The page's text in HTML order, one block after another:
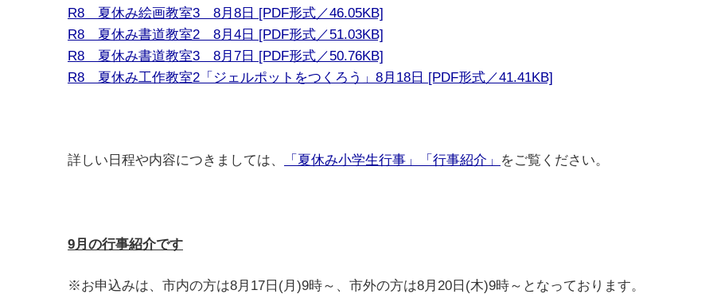
R8 夏休み絵画教室3 8月8日 [PDF形式／46.05KB]
R8 夏休み書道教室2 8月4日 [PDF形式／51.03KB]
R8 夏休み書道教室3 8月7日 [PDF形式／50.76KB]
R8 夏休み工作教室2「ジェルポットをつくろう」8月18日 [PDF形式／41.41KB]
詳しい日程や内容につきましては、 「夏休み小学生行事」 「行事紹介」 をご覧ください。
9月の行事紹介です
※お申込みは、市内の方は8月17日(月)9時～、市外の方は8月20日(木)9時～となっております。